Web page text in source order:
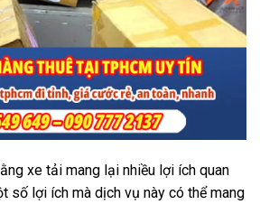
xe tải mang lại nhiều lợi ích quan
số lợi ích mà dịch vụ này có thể mang